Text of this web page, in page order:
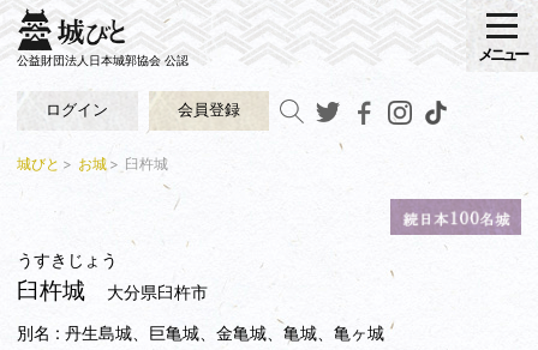
公益財団法人日本城郭協会 公認
ログイン 会員登録
メニュー
城びと お城 臼杵城
うすきじょう
臼杵城
大分県臼杵市
別名 : 丹生島城、巨亀城、金亀城、亀城、亀ヶ城